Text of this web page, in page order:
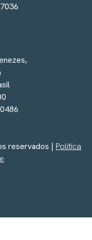
reservados | Política